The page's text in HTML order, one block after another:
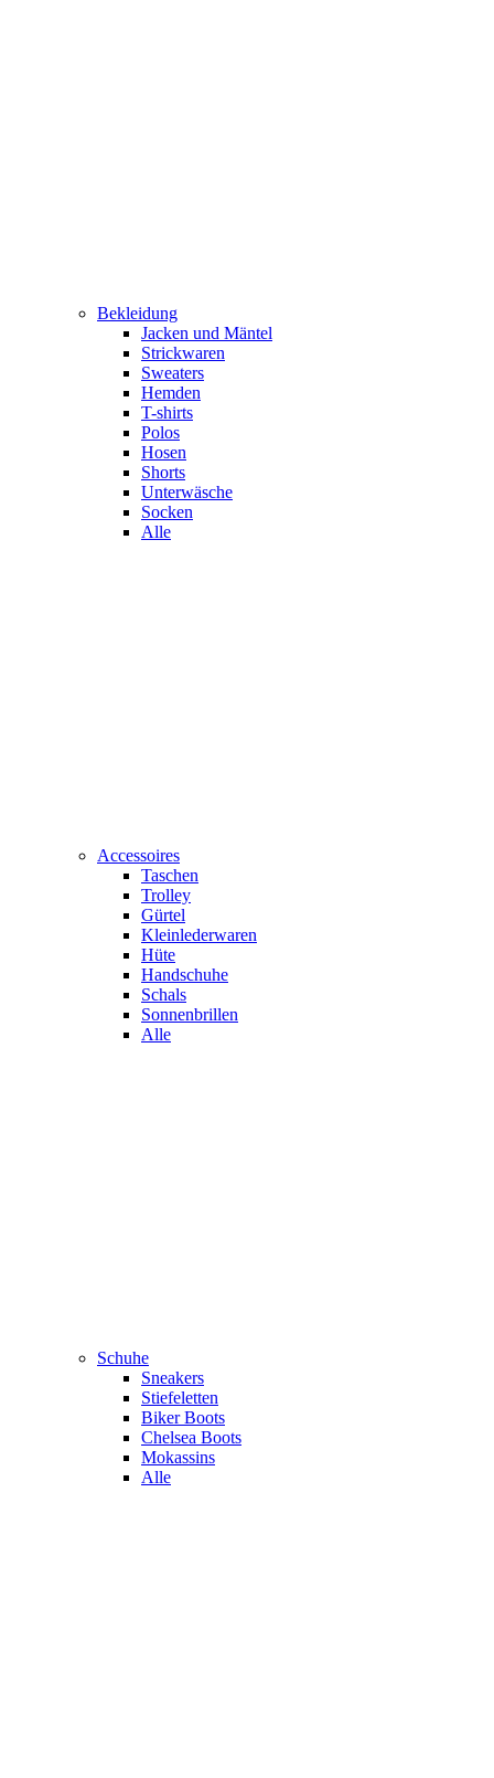
Bekleidung
Jacken und Mäntel
Strickwaren
Sweaters
Hemden
T-shirts
Polos
Hosen
Shorts
Unterwäsche
Socken
Alle
Accessoires
Taschen
Trolley
Gürtel
Kleinlederwaren
Hüte
Handschuhe
Schals
Sonnenbrillen
Alle
Schuhe
Sneakers
Stiefeletten
Biker Boots
Chelsea Boots
Mokassins
Alle